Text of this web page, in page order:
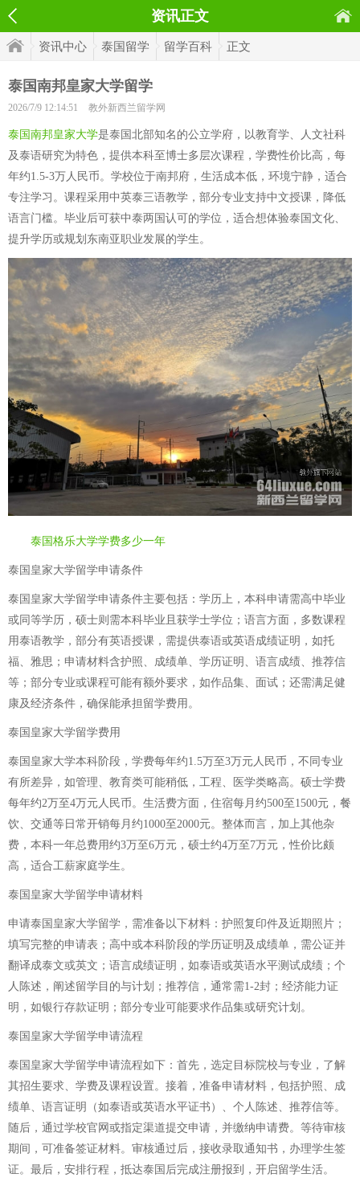
资讯正文
资讯中心 泰国留学 留学百科 正文
泰国南邦皇家大学留学
2026/7/9 12:14:51 教外新西兰留学网
泰国南邦皇家大学是泰国北部知名的公立学府，以教育学、人文社科
及泰语研究为特色，提供本科至博士多层次课程，学费性价比高，每
年约1.5-3万人民币。学校位于南邦府，生活成本低，环境宁静，适合
专注学习。课程采用中英泰三语教学，部分专业支持中文授课，降低
语言门槛。毕业后可获中泰两国认可的学位，适合想体验泰国文化、
提升学历或规划东南亚职业发展的学生。
泰国格乐大学学费多少一年
泰国皇家大学留学申请条件
泰国皇家大学留学申请条件主要包括：学历上，本科申请需高中毕业
或同等学历，硕士则需本科毕业且获学士学位；语言方面，多数课程
用泰语教学，部分有英语授课，需提供泰语或英语成绩证明，如托
福、雅思；申请材料含护照、成绩单、学历证明、语言成绩、推荐信
等；部分专业或课程可能有额外要求，如作品集、面试；还需满足健
康及经济条件，确保能承担留学费用。
泰国皇家大学留学费用
泰国皇家大学本科阶段，学费每年约1.5万至3万元人民币，不同专业
有所差异，如管理、教育类可能稍低，工程、医学类略高。硕士学费
每年约2万至4万元人民币。生活费方面，住宿每月约500至1500元，餐
饮、交通等日常开销每月约1000至2000元。整体而言，加上其他杂
费，本科一年总费用约3万至6万元，硕士约4万至7万元，性价比颇
高，适合工薪家庭学生。
泰国皇家大学留学申请材料
申请泰国皇家大学留学，需准备以下材料：护照复印件及近期照片；
填写完整的申请表；高中或本科阶段的学历证明及成绩单，需公证并
翻译成泰文或英文；语言成绩证明，如泰语或英语水平测试成绩；个
人陈述，阐述留学目的与计划；推荐信，通常需1-2封；经济能力证
明，如银行存款证明；部分专业可能要求作品集或研究计划。
泰国皇家大学留学申请流程
泰国皇家大学留学申请流程如下：首先，选定目标院校与专业，了解
其招生要求、学费及课程设置。接着，准备申请材料，包括护照、成
绩单、语言证明（如泰语或英语水平证书）、个人陈述、推荐信等。
随后，通过学校官网或指定渠道提交申请，并缴纳申请费。等待审核
期间，可准备签证材料。审核通过后，接收录取通知书，办理学生签
证。最后，安排行程，抵达泰国后完成注册报到，开启留学生活。